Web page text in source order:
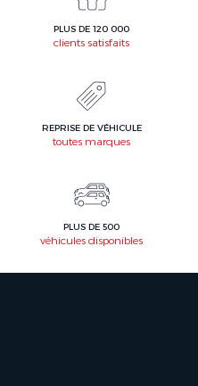
PLUS DE 120 000
clients satisfaits
REPRISE DE VÉHICULE
toutes marques
PLUS DE 500
véhicules disponibles